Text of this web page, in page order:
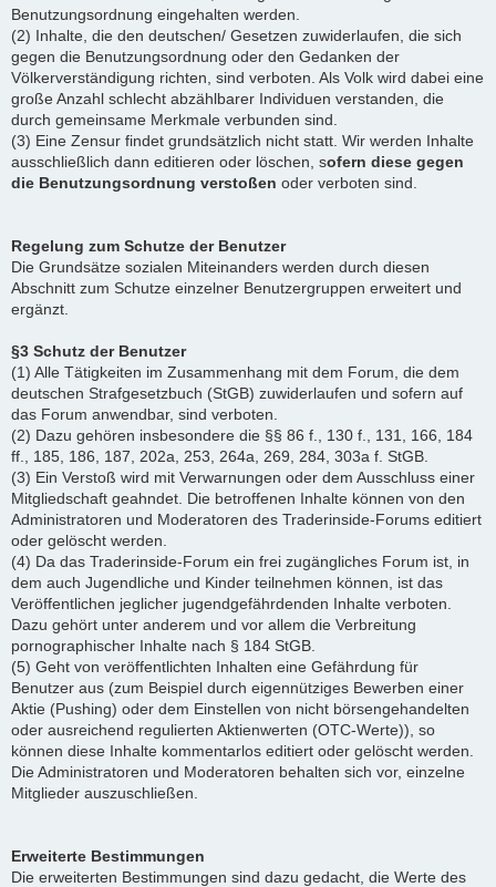
Benutzungsordnung eingehalten werden.
(2) Inhalte, die den deutschen/ Gesetzen zuwiderlaufen, die sich
gegen die Benutzungsordnung oder den Gedanken der
Völkerverständigung richten, sind verboten. Als Volk wird dabei eine
große Anzahl schlecht abzählbarer Individuen verstanden, die
durch gemeinsame Merkmale verbunden sind.
(3) Eine Zensur findet grundsätzlich nicht statt. Wir werden Inhalte
ausschließlich dann editieren oder löschen, sofern diese gegen
die Benutzungsordnung verstoßen oder verboten sind.
Regelung zum Schutze der Benutzer
Die Grundsätze sozialen Miteinanders werden durch diesen
Abschnitt zum Schutze einzelner Benutzergruppen erweitert und
ergänzt.
§3 Schutz der Benutzer
(1) Alle Tätigkeiten im Zusammenhang mit dem Forum, die dem
deutschen Strafgesetzbuch (StGB) zuwiderlaufen und sofern auf
das Forum anwendbar, sind verboten.
(2) Dazu gehören insbesondere die §§ 86 f., 130 f., 131, 166, 184
ff., 185, 186, 187, 202a, 253, 264a, 269, 284, 303a f. StGB.
(3) Ein Verstoß wird mit Verwarnungen oder dem Ausschluss einer
Mitgliedschaft geahndet. Die betroffenen Inhalte können von den
Administratoren und Moderatoren des Traderinside-Forums editiert
oder gelöscht werden.
(4) Da das Traderinside-Forum ein frei zugängliches Forum ist, in
dem auch Jugendliche und Kinder teilnehmen können, ist das
Veröffentlichen jeglicher jugendgefährdenden Inhalte verboten.
Dazu gehört unter anderem und vor allem die Verbreitung
pornographischer Inhalte nach § 184 StGB.
(5) Geht von veröffentlichten Inhalten eine Gefährdung für
Benutzer aus (zum Beispiel durch eigennütziges Bewerben einer
Aktie (Pushing) oder dem Einstellen von nicht börsengehandelten
oder ausreichend regulierten Aktienwerten (OTC-Werte)), so
können diese Inhalte kommentarlos editiert oder gelöscht werden.
Die Administratoren und Moderatoren behalten sich vor, einzelne
Mitglieder auszuschließen.
Erweiterte Bestimmungen
Die erweiterten Bestimmungen sind dazu gedacht, die Werte des